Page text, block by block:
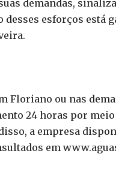
demandas,
desses esforços está
Floriano ou nas
24 horas por
a empresa
em